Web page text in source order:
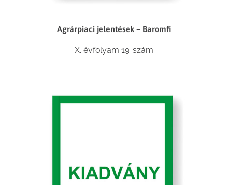
Agrárpiaci jelentések – Baromfi
X. évfolyam 19. szám